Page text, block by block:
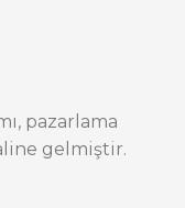
pazarlama
gelmiştir.